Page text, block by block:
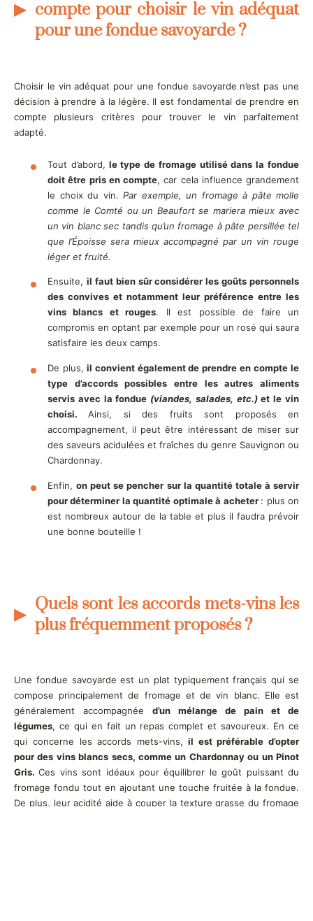
compte pour choisir le vin adéquat
pour une fondue savoyarde ?
Choisir le vin adéquat pour une fondue savoyarde n’est pas une
décision à prendre à la légère. Il est fondamental de prendre en
compte plusieurs critères pour trouver le vin parfaitement
adapté.
Tout d’abord, le type de fromage utilisé dans la fondue
doit être pris en compte, car cela influence grandement
le choix du vin. Par exemple, un fromage à pâte molle
comme le Comté ou un Beaufort se mariera mieux avec
un vin blanc sec tandis qu’un fromage à pâte persillée tel
que l’Époisse sera mieux accompagné par un vin rouge
léger et fruité.
Ensuite, il faut bien sûr considérer les goûts personnels
des convives et notamment leur préférence entre les
vins blancs et rouges. Il est possible de faire un
compromis en optant par exemple pour un rosé qui saura
satisfaire les deux camps.
De plus, il convient également de prendre en compte le
type d’accords possibles entre les autres aliments
servis avec la fondue (viandes, salades, etc.)et le vin
choisi.Ainsi, si des fruits sont proposés en
accompagnement, il peut être intéressant de miser sur
des saveurs acidulées et fraîches du genre Sauvignon ou
Chardonnay.
Enfin,on peut se pencher sur la quantité totale à servir
pour déterminer la quantité optimale à acheter : plus on
est nombreux autour de la table et plus il faudra prévoir
une bonne bouteille !
Quels sont les accords mets-vins les
plus fréquemment proposés ?
Une fondue savoyarde est un plat typiquement français qui se
compose principalement de fromage et de vin blanc. Elle est
généralement accompagnée d’un mélange de pain et de
légumes, ce qui en fait un repas complet et savoureux. En ce
qui concerne les accords mets-vins, il est préférable d’opter
pour des vins blancs secs, comme un Chardonnay ou un Pinot
Gris.Ces vins sont idéaux pour équilibrer le goût puissant du
fromage fondu tout en ajoutant une touche fruitée à la fondue.
De plus, leur acidité aide à couper la texture grasse du fromage